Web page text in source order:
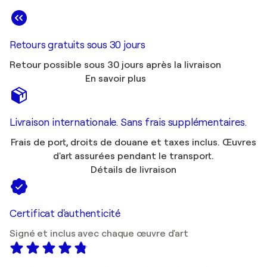
Retours gratuits sous 30 jours
Retour possible sous 30 jours après la livraison
En savoir plus
Livraison internationale. Sans frais supplémentaires.
Frais de port, droits de douane et taxes inclus. Œuvres
d'art assurées pendant le transport.
Détails de livraison
Certificat d'authenticité
Signé et inclus avec chaque œuvre d'art